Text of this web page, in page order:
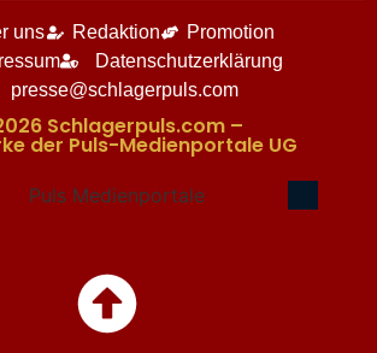
uns Redaktion
Promotion
Datenschutzerklärung
presse@schlagerpuls.com
Schlagerpuls.com –
der Puls-Medienportale UG​